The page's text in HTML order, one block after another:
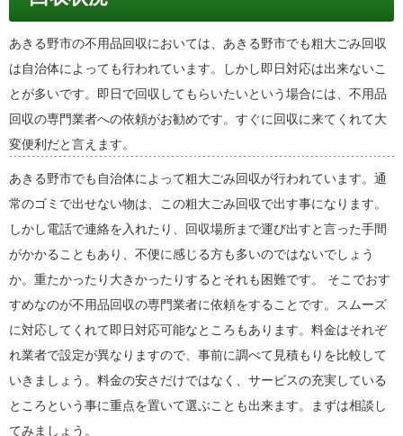
あきる野市の不用品回収においては、あきる野市でも粗大ごみ回収
は自治体によっても行われています。しかし即日対応は出来ないこ
とが多いです。即日で回収してもらいたいという場合には、不用品
回収の専門業者への依頼がお勧めです。すぐに回収に来てくれて大
変便利だと言えます。
あきる野市でも自治体によって粗大ごみ回収が行われています。通
常のゴミで出せない物は、この粗大ごみ回収で出す事になります。
しかし電話で連絡を入れたり、回収場所まで運び出すと言った手間
がかかることもあり、不便に感じる方も多いのではないでしょう
か。重たかったり大きかったりするとそれも困難です。 そこでおす
すめなのが不用品回収の専門業者に依頼をすることです。スムーズ
に対応してくれて即日対応可能なところもあります。料金はそれぞ
れ業者で設定が異なりますので、事前に調べて見積もりを比較して
いきましょう。料金の安さだけではなく、サービスの充実している
ところという事に重点を置いて選ぶことも出来ます。まずは相談し
てみましょう。